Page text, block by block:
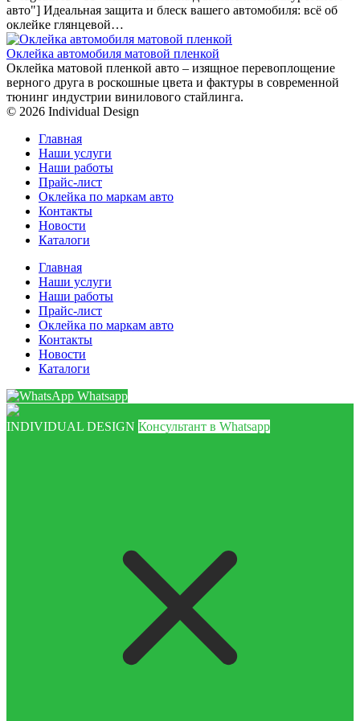
авто"] Идеальная защита и блеск вашего автомобиля: всё об
оклейке глянцевой…
Оклейка автомобиля матовой пленкой
Оклейка матовой пленкой авто – изящное перевоплощение
верного друга в роскошные цвета и фактуры в современной
тюнинг индустрии винилового стайлинга.
© 2026 Individual Design
Главная
Наши услуги
Наши работы
Прайс-лист
Оклейка по маркам авто
Контакты
Новости
Каталоги
Главная
Наши услуги
Наши работы
Прайс-лист
Оклейка по маркам авто
Контакты
Новости
Каталоги
Whatsapp
INDIVIDUAL DESIGN Консультант в Whatsapp